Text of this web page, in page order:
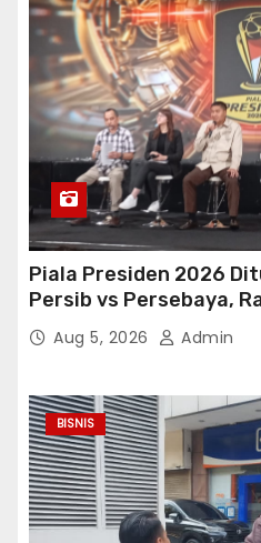
Piala Presiden 2026
Persib vs Persebaya,
Aug 5, 2026 Admin
BISNIS